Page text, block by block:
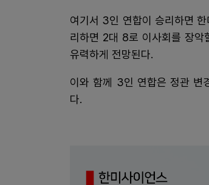
여기서 3인 연합이 승리하면
리하면 2대 8로 이사회를 장
유력하게 전망된다.
이와 함께 3인 연합은 정관 변
다.